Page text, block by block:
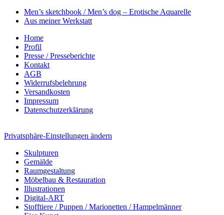
Men’s sketchbook / Men’s dog – Erotische Aquarelle
Aus meiner Werkstatt
Home
Profil
Presse / Presseberichte
Kontakt
AGB
Widerrufsbelehrung
Versandkosten
Impressum
Datenschutzerklärung
Privatsphäre-Einstellungen ändern
Skulpturen
Gemälde
Raumgestaltung
Möbelbau & Restauration
Illustrationen
Digital-ART
Stofftiere / Puppen / Marionetten / Hampelmänner